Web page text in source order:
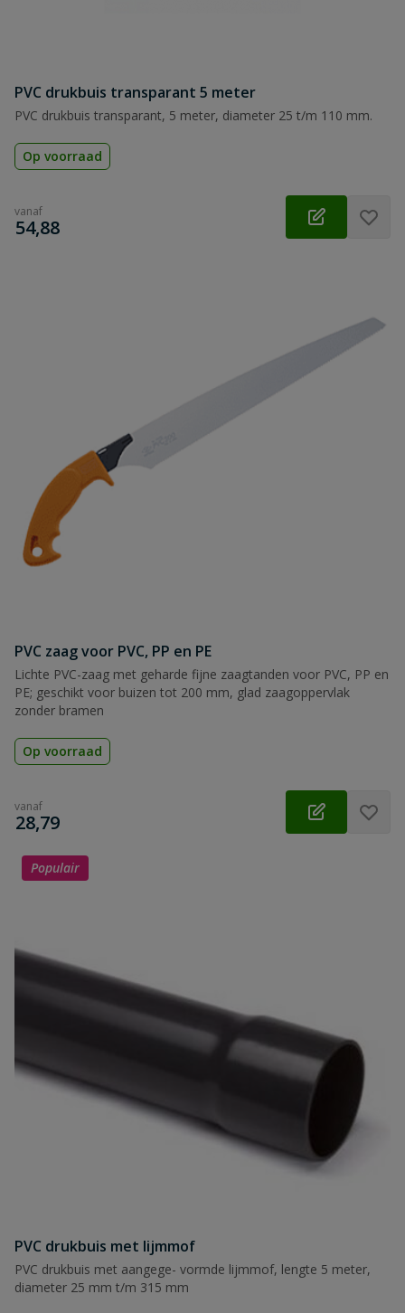
PVC drukbuis transparant 5 meter
PVC drukbuis transparant, 5 meter, diameter 25 t/m 110 mm.
Op voorraad
vanaf
€
54,88
PVC zaag voor PVC, PP en PE
Lichte PVC-zaag met geharde fijne zaagtanden voor PVC, PP en
PE; geschikt voor buizen tot 200 mm, glad zaagoppervlak
zonder bramen
Op voorraad
vanaf
€
28,79
Populair
PVC drukbuis met lijmmof
PVC drukbuis met aangege- vormde lijmmof, lengte 5 meter,
diameter 25 mm t/m 315 mm